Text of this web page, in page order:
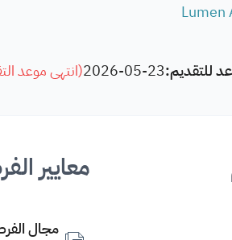
Lumen
للتقديم:2026-05-23
(انتهى موعد
معايير
مجال